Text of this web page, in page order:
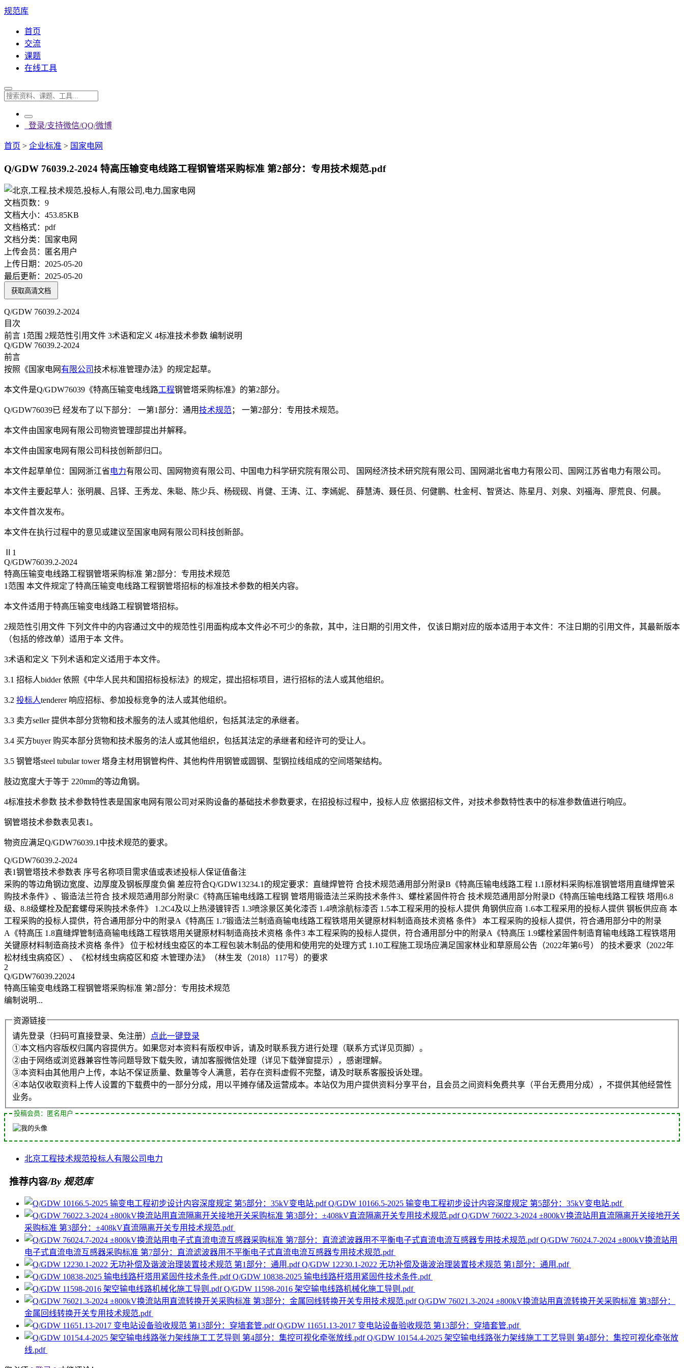
规范库
首页
交流
课题
在线工具
登录/支持微信/QQ/微博
首页 > 企业标准 > 国家电网
Q/GDW 76039.2-2024 特高压输变电线路工程钢管塔采购标准 第2部分：专用技术规范.pdf
文档页数： 9
文档大小： 453.85KB
文档格式： pdf
文档分类：
国家电网
上传会员：
匿名用户
上传日期： 2025-05-20
最后更新： 2025-05-20
获取高清文档
Q/GDW 76039.2-2024
目次
前言 1范围 2规范性引用文件 3术语和定义 4标准技术参数 编制说明
Q/GDW 76039.2-2024
前言
按照《国家电网有限公司技术标准管理办法》的规定起草。
本文件是Q/GDW76039《特高压输变电线路工程钢管塔采购标准》的第2部分。
Q/GDW76039已 经发布了以下部分： 一第1部分：通用技术规范； 一第2部分：专用技术规范。
本文件由国家电网有限公司物资管理部提出并解释。
本文件由国家电网有限公司科技创新部归口。
本文件起草单位：国网浙江省电力有限公司、国网物资有限公司、中国电力科学研究院有限公司、 国网经济技术研究院有限公司、国网湖北省电力有限公司、国网江苏省电力有限公司。
本文件主要起草人：张明晨、吕铎、王秀龙、朱聪、陈少兵、杨砚砚、肖健、王涛、江、李嫣妮、 薛慧涛、聂任员、何健鹏、杜金柯、智贤达、陈星月、刘泉、刘福海、廖荒良、何晨。
本文件首次发布。
本文件在执行过程中的意见或建议至国家电网有限公司科技创新部。
Ⅱ1
Q/GDW76039.2-2024
特高压输变电线路工程钢管塔采购标准 第2部分：专用技术规范
1范围 本文件规定了特高压输变电线路工程钢管塔招标的标准技术参数的相关内容。
本文件适用于特高压输变电线路工程钢管塔招标。
2规范性引用文件 下列文件中的内容通过文中的规范性引用面构成本文件必不可少的条款，其中，注日期的引用文件， 仅该日期对应的版本适用于本文件：不注日期的引用文件，其最新版本
（包括的修改单）适用于本 文件。
3术语和定义 下列术语和定义适用于本文件。
3.1 招标人bidder 依照《中华人民共和国招标投标法》的规定，提出招标项目，进行招标的法人或其他组织。
3.2 投标人tenderer 响应招标、参加投标竞争的法人或其他组织。
3.3 卖方seller 提供本部分货物和技术服务的法人或其他组织，包括其法定的承继者。
3.4 买方buyer 购买本部分货物和技术服务的法人或其他组织，包括其法定的承继者和经许可的受让人。
3.5 钢管塔steel tubular tower 塔身主材用钢管构件、其他构件用钢管或圆钢、型钢拉线组成的空间塔架结构。
肢边宽度大于等于 220mm的等边角钢。
4标准技术参数 技术参数特性表是国家电网有限公司对采购设备的基础技术参数要求，在招投标过程中，投标人应 依据招标文件，对技术参数特性表中的标准参数值进行响应。
钢管塔技术参数表见表1。
物资应满足Q/GDW76039.1中技术规范的要求。
Q/GDW76039.2-2024
表1钢管塔技术参数表 序号名称项目需求值或表述投标人保证值备注
采购的等边角钢边宽度、边厚度及钢板厚度负偏 差应符合Q/GDW13234.1的规定要求：直缝焊管符 合技术规范通用部分附录B《特高压输电线路工程 1.1原材料采购标准钢管塔用直缝焊管采
购技术条件》、锻造法兰符合 技术规范通用部分附录C《特高压输电线路工程钢 管塔用锻造法兰采购技术条件3、螺栓紧固件符合 技术规范通用部分附录D《特高压输电线路工程铁 塔用6.8
级、8.8级螺栓及配套螺母采购技术条件》 1.2C4及以上热浸镀锌否 1.3喷涂景区美化漆否 1.4喷涂航标漆否 1.5本工程采用的投标人提供 角钢供应商 1.6本工程采用的投标人提供 钢板供应商 本
工程采购的投标人提供，符合通用部分中的附录A《特高压 1.7锻造法兰制造商输电线路工程铁塔用关键原材料制造商技术资格 条件》 本工程采购的投标人提供，符合通用部分中的附录
A《特高压 1.8直缝焊管制造商输电线路工程铁塔用关键原材料制造商技术资格 条件3 本工程采购的投标人提供，符合通用部分中的附录A《特高压 1.9螺栓紧固件制造育输电线路工程铁塔用
关键原材料制造商技术资格 条件》 位于松材线虫疫区的本工程包装木制品的使用和使用完的处理方式 1.10工程施工现场应满足国家林业和草原局公告（2022年第6号） 的技术要求（2022年
松材线虫病疫区）、《松材线虫病疫区和疫 木管理办法》（林生发（2018）117号）的要求
2
Q/GDW76039.22024
特高压输变电线路工程钢管塔采购标准 第2部分：专用技术规范
编制说明...
资源链接
请先登录（扫码可直接登录、免注册）
点此一键登录
①本文档内容版权归属内容提供方。如果您对本资料有版权申诉，请及时联系我方进行处理（联系方式详见页脚）。
②由于网络或浏览器兼容性等问题导致下载失败，请加客服微信处理（详见下载弹窗提示），感谢理解。
③本资料由其他用户上传，本站不保证质量、数量等令人满意，若存在资料虚假不完整，请及时联系客服投诉处理。
④本站仅收取资料上传人设置的下载费中的一部分分成，用以平摊存储及运营成本。本站仅为用户提供资料分享平台，且会员之间资料免费共享（平台无费用分成），不提供其他经营性
业务。
投稿会员：匿名用户
北京工程技术规范投标人有限公司 电力
推荐内容/By 规范库
Q/GDW 10166.5-2025 输变电工程初步设计内容深度规定 第5部分：35kV变电站.pdf
Q/GDW 76022.3-2024 ±800kV换流站用直流隔离开关接地开关
采购标准 第3部分：±408kV直流隔离开关专用技术规范.pdf
Q/GDW 76024.7-2024 ±800kV换流站用
电子式直流电流互感器采购标准 第7部分：直流滤波器用不平衡电子式直流电流互感器专用技术规范.pdf
Q/GDW 12230.1-2022 无功补偿及谐波治理装置技术规范 第1部分：通用.pdf
Q/GDW 10838-2025 输电线路杆塔用紧固件技术条件.pdf
Q/GDW 11598-2016 架空输电线路机械化施工导则.pdf
Q/GDW 76021.3-2024 ±800kV换流站用直流转换开关采购标准 第3部分：
金属回线转换开关专用技术规范.pdf
Q/GDW 11651.13-2017 变电站设备验收规范 第13部分：穿墙套管.pdf
Q/GDW 10154.4-2025 架空输电线路张力架线施工工艺导则 第4部分：集控可视化牵张放
线.pdf